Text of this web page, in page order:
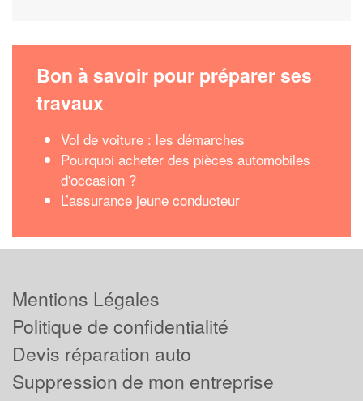
Bon à savoir pour préparer ses
travaux
Vol de voiture : les démarches
Pourquoi acheter des pièces automobiles
d'occasion ?
L’assurance jeune conducteur
Mentions Légales
Politique de confidentialité
Devis réparation auto
Suppression de mon entreprise